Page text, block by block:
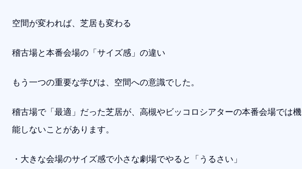
空間が変われば、芝居も変わる
稽古場と本番会場の「サイズ感」の違い
もう一つの重要な学びは、空間への意識でした。
稽古場で「最適」だった芝居が、高槻やビッコロシアターの本番会場では機
能しないことがあります。
・大きな会場のサイズ感で小さな劇場でやると「うるさい」